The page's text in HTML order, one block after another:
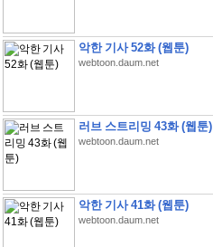
악한 기사 52화 (웹툰)
webtoon.daum.net
러브 스트리밍 43화 (웹툰)
webtoon.daum.net
악한 기사 41화 (웹툰)
webtoon.daum.net